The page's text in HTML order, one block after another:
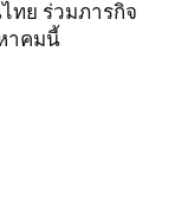
ไทย ร่วมภารกิจ
าคมนี้